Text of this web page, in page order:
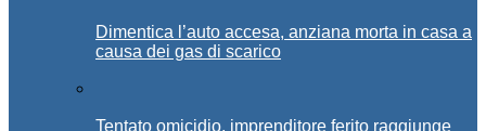
Dimentica l’auto accesa, anziana morta in casa a
causa dei gas di scarico
Tentato omicidio, imprenditore ferito raggiunge